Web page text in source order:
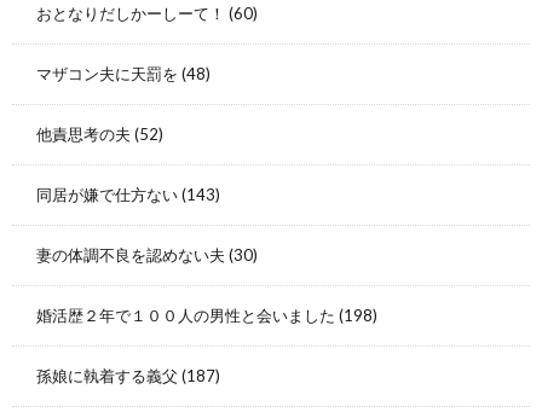
おとなりだしかーしーて！ (60)
マザコン夫に天罰を (48)
他責思考の夫 (52)
同居が嫌で仕方ない(143)
妻の体調不良を認めない夫 (30)
婚活歴２年で１００人の男性と会いました (198)
孫娘に執着する義父 (187)